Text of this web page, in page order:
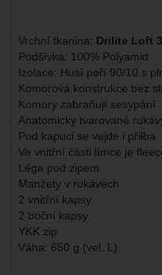
Vrchní tkanina: Drilite Loft
Podšívka: 100% Polyamid
Izolace: Husí peří 90/10 s
Komorová konstrukce bez
Komory zabraňují sesypání
Anatomicky tvarované
Pod kapuci se vejde i přilba
Ve vnitřní části límce je
Léga pod zipem
Manžety v rukávech
2 vnitřní kapsy
2 boční kapsy
YKK zip
Váha: 650 g (vel. L)